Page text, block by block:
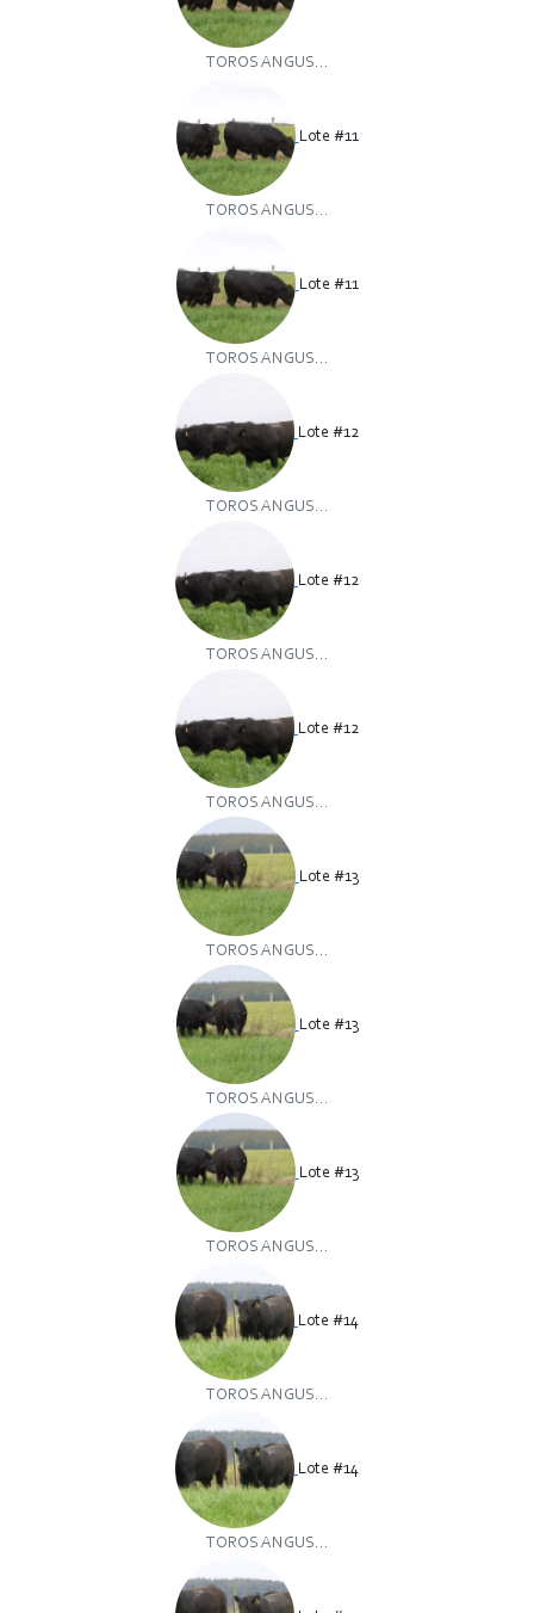
TOROS ANGUS...
Lote #11
TOROS ANGUS...
Lote #11
TOROS ANGUS...
Lote #12
TOROS ANGUS...
Lote #12
TOROS ANGUS...
Lote #12
TOROS ANGUS...
Lote #13
TOROS ANGUS...
Lote #13
TOROS ANGUS...
Lote #13
TOROS ANGUS...
Lote #14
TOROS ANGUS...
Lote #14
TOROS ANGUS...